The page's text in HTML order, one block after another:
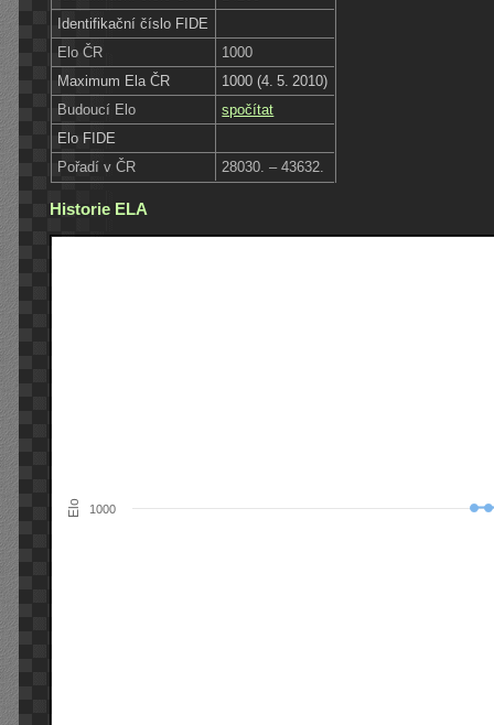
Identifikační číslo FIDE
Elo ČR
1000
Maximum Ela ČR
1000 (4. 5. 2010)
Budoucí Elo
spočítat
Elo FIDE
Pořadí v ČR
28030. – 43632.
Historie ELA
Elo 1000